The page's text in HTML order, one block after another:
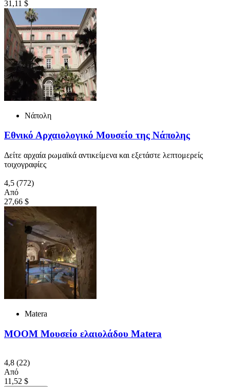
31,11 $
Νάπολη
Εθνικό Αρχαιολογικό Μουσείο της Νάπολης
Δείτε αρχαία ρωμαϊκά αντικείμενα και εξετάστε λεπτομερείς
τοιχογραφίες
4,5 (772)
Από
27,66 $
Matera
MOOM Μουσείο ελαιολάδου Matera
4,8 (22)
Από
11,52 $